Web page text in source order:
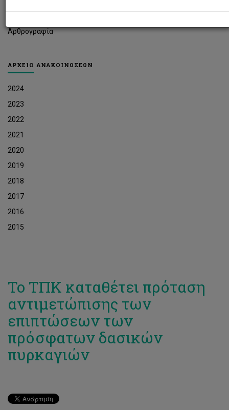
Αρθρογραφία
ΑΡΧΕΙΟ ΑΝΑΚΟΙΝΩΣΕΩΝ
2024
2023
2022
2021
2020
2019
2018
2017
2016
2015
To ΤΠΚ καταθέτει πρόταση
αντιμετώπισης των
επιπτώσεων των
πρόσφατων δασικών
πυρκαγιών